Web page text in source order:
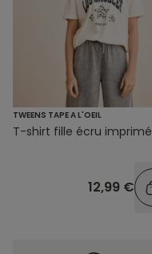
TWEENS TAPE A L'OEIL
T-shirt fille écru imprimé
12,99 €